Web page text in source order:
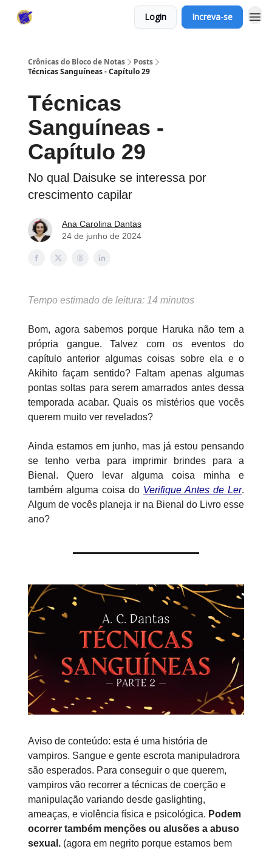
Login Increva-se
Crônicas do Bloco de Notas
Posts
Técnicas Sanguíneas - Capítulo 29
Técnicas
Sanguíneas -
Capítulo 29
No qual Daisuke se interessa por
crescimento capilar
Ana Carolina Dantas
24 de junho de 2024
Tempo estimado de leitura: 14 minutos
Bom, agora sabemos porque Haruka não tem a
própria gangue. Talvez com os eventos do
capítulo anterior algumas coisas sobre ela e o
Akihito façam sentido? Faltam apenas algumas
pontas soltas para serem amarrados antes dessa
temporada acabar. Quais os mistérios que vocês
querem muito ver revelados?
Ainda estamos em junho, mas já estou pensando
se tenho verba para imprimir brindes para a
Bienal. Quero levar alguma coisa minha e
também alguma coisa do Verifique Antes de Ler.
Algum de vocês planeja ir na Bienal do Livro esse
ano?
Aviso de conteúdo: esta é uma história de
vampiros. Sangue e gente escrota manipuladrora
são esperados. Para conseguir o que querem,
vampiros vão recorrer a técnicas de coerção e
manipulação variando desde gaslighting,
ameaças, e violência física e psicológica. Podem
ocorrer também menções ou alusões a abuso
sexual. (agora em negrito porque estamos bem